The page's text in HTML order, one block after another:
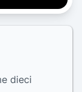
dieci